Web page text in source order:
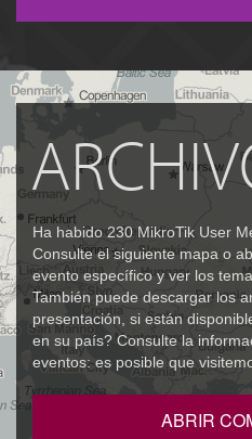
Ha habido 230 MikroTik User
Consulte el siguiente mapa o
evento específico y ver los
También puede descargar los
presentación, si están
en su país? Consulte la
eventos: es posible que
ABRIR